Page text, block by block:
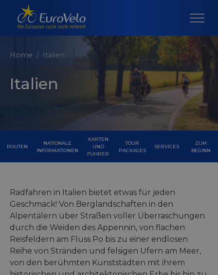
Home Italien
Italien
ROUTEN
NATIONALE
INFORMATIONEN
KARTEN
UND
FÜHRER
TOUR
PACKAGES
SERVICES
ZUM
BEGINN
Radfahren in Italien bietet etwas für jeden
Geschmack! Von Berglandschaften in den
Alpentälern über Straßen voller Überraschungen
durch die Weiden des Appennin, von flachen
Reisfeldern am Fluss Po bis zu einer endlosen
Reihe von Stränden und felsigen Ufern am Meer,
von den berühmten Kunststädten mit ihrem